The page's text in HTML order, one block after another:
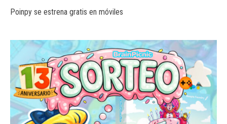
Poinpy se estrena gratis en móviles